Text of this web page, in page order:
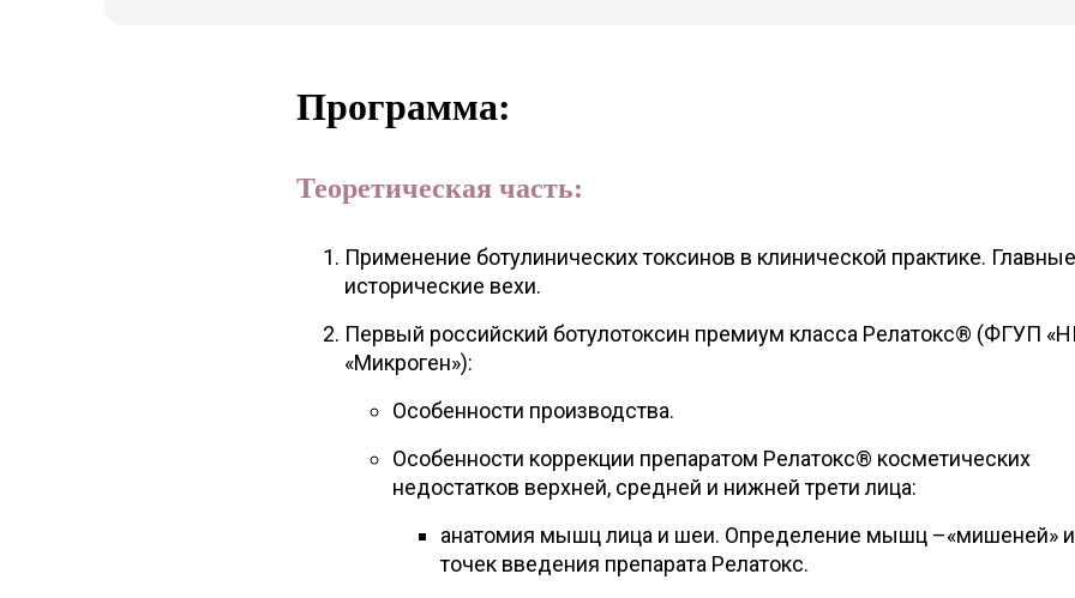
Программа:
Теоретическая часть:
Применение ботулинических токсинов в клинической практике. Главные
исторические вехи.
Первый российский ботулотоксин премиум класса Релатокс® (ФГУП
«Микроген»):
Особенности производства.
Особенности коррекции препаратом Релатокс® косметических
недостатков верхней, средней и нижней трети лица:
анатомия мышц лица и шеи. Определение мышц –«мишеней» и
точек введения препарата Релатокс.